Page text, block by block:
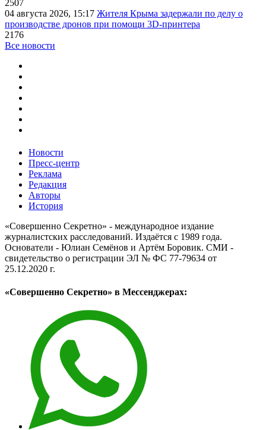
2507
04 августа 2026, 15:17 Жителя Крыма задержали по делу о
производстве дронов при помощи 3D‑принтера
2176
Все новости
Новости
Пресс-центр
Реклама
Редакция
Авторы
История
«Совершенно Секретно» - международное издание
журналистских расследований. Издаётся с 1989 года.
Основатели - Юлиан Семёнов и Артём Боровик. CМИ -
свидетельство о регистрации ЭЛ № ФС 77-79634 от
25.12.2020 г.
«Совершенно Секретно» в Мессенджерах: